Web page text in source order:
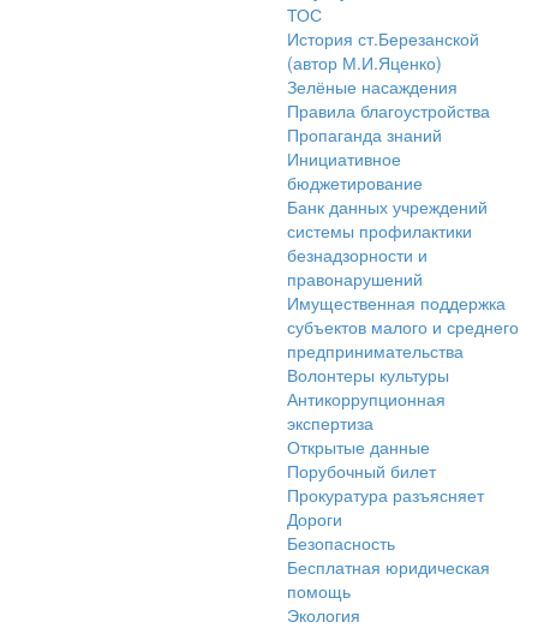
ТОС
История ст.Березанской
(автор М.И.Яценко)
Зелёные насаждения
Правила благоустройства
Пропаганда знаний
Инициативное
бюджетирование
Банк данных учреждений
системы профилактики
безнадзорности и
правонарушений
Имущественная поддержка
субъектов малого и среднего
предпринимательства
Волонтеры культуры
Антикоррупционная
экспертиза
Открытые данные
Порубочный билет
Прокуратура разъясняет
Дороги
Безопасность
Бесплатная юридическая
помощь
Экология